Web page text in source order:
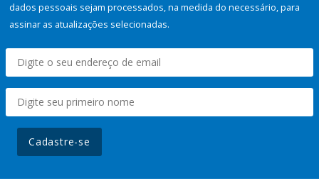
dados pessoais sejam processados, na medida do necessário, para
assinar as atualizações selecionadas.
Cadastre-se